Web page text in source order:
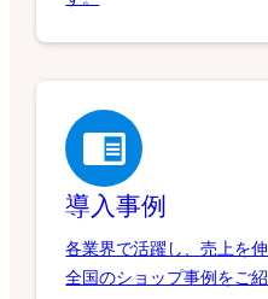
導入事例
各業界で活躍し、売上を
全国のショップ事例をご紹